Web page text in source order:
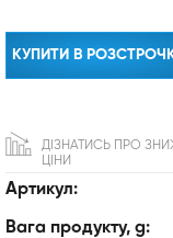
Артикул:
Вага продукту, g:
КУПИТИ В
ДІЗНАТИСЬ ПРО
ЦІНИ